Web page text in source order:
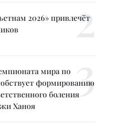
2026» привлечёт
мира по
формированию
боления
Ханоя